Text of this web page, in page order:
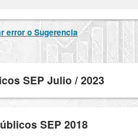
error o Sugerencia
SEP Julio / 2023
SEP 2018